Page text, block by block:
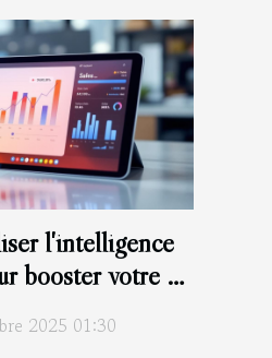
l'intelligence
booster votre e-
2025 01:30